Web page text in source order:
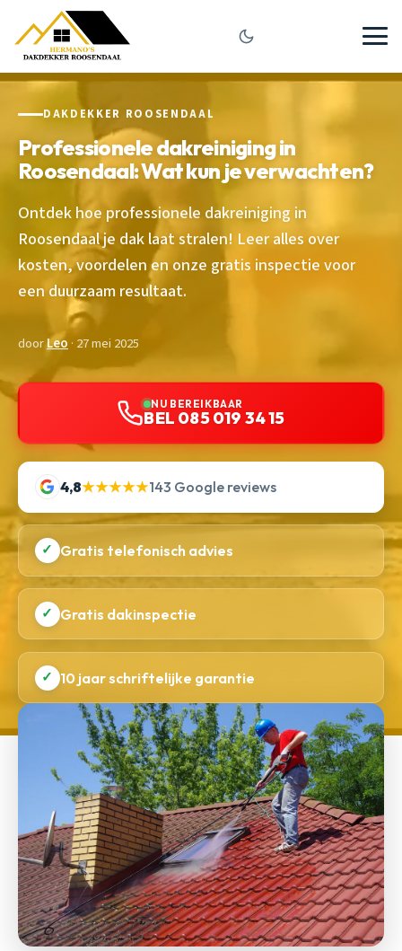
DAKDEKKER ROOSENDAAL
Professionele dakreiniging in
Roosendaal: Wat kun je verwachten?
Ontdek hoe professionele dakreiniging in
Roosendaal je dak laat stralen! Leer alles over
kosten, voordelen en onze gratis inspectie voor
een duurzaam resultaat.
doorLeo · 27 mei 2025
NU BEREIKBAAR
BEL 085 019 34 15
4,8★★★★★143 Google reviews
✓ Gratis telefonisch advies
✓ Gratis dakinspectie
✓ 10 jaar schriftelijke garantie